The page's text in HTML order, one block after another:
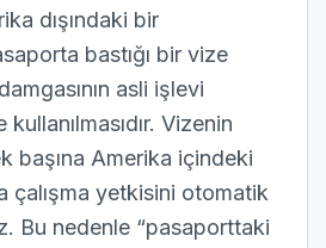
dışındaki bir
bastığı bir vize
asli işlevi
Vizenin
başına Amerika içindeki
çalışma yetkisini otomatik
Bu nedenle “pasaporttaki